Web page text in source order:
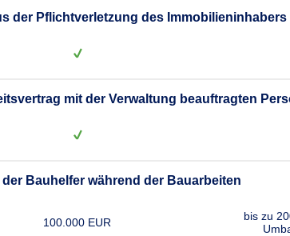
der Pflichtverletzung des Immobilieninhabers
mit der Verwaltung beauftragten
Bauhelfer während der Bauarbeiten
100.000 EUR
bis zu